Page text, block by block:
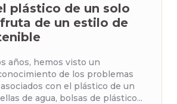
plástico de un solo
de un estilo de
años, hemos visto un
de los problemas
con el plástico de un
de agua, bolsas de plástico...